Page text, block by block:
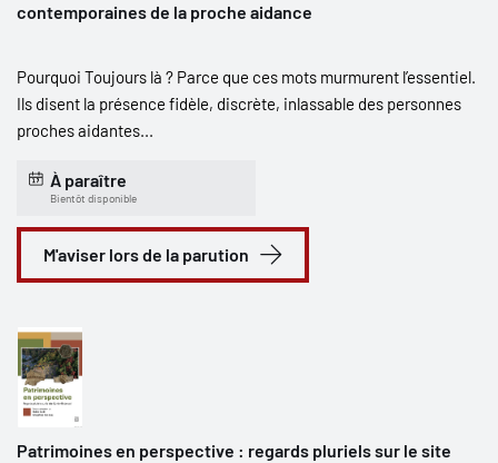
contemporaines de la proche aidance
Pourquoi Toujours là ? Parce que ces mots murmurent l’essentiel.
Ils disent la présence fidèle, discrète, inlassable des personnes
proches aidantes...
À paraître
Bientôt disponible
M'aviser lors de la parution
Patrimoines en perspective : regards pluriels sur le site